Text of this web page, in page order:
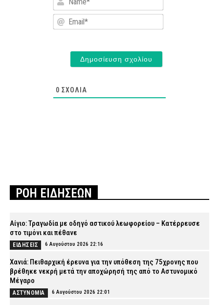
Email*
0 ΣΧΌΛΙΑ
ΡΟΗ ΕΙΔΗΣΕΩΝ
Αίγιο: Τραγωδία με οδηγό αστικού λεωφορείου – Κατέρρευσε
στο τιμόνι και πέθανε
ΕΙΔΗΣΕΙΣ 6 Αυγούστου 2026 22:16
Χανιά: Πειθαρχική έρευνα για την υπόθεση της 75χρονης που
βρέθηκε νεκρή μετά την αποχώρησή της από το Αστυνομικό
Μέγαρο
ΑΣΤΥΝΟΜΙΑ 6 Αυγούστου 2026 22:01